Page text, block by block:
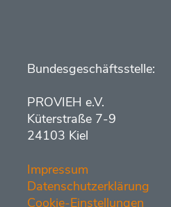
Kontakt
Bundesgeschäftsstelle:
PROVIEH e.V.
Küterstraße 7-9
24103 Kiel
Impressum
Datenschutzerklärung
Cookie-Einstellungen